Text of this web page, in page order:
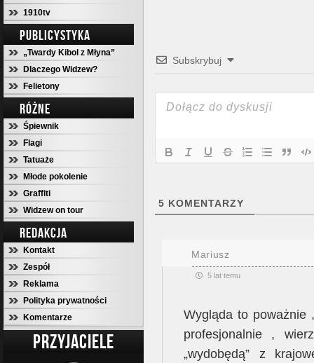
1910tv
PUBLICYSTYKA
„Twardy Kibol z Młyna”
Dlaczego Widzew?
Felietony
RÓŻNE
Śpiewnik
Flagi
Tatuaże
Młode pokolenie
Graffiti
Widzew on tour
REDAKCJA
Kontakt
Zespół
Reklama
Polityka prywatności
Komentarze
PRZYJACIELE
Subskrybuj
5 KOMENTARZY
Mariusz
5 lat temu
Wygląda to poważnie
profesjonalnie ,
„wydobędą” z